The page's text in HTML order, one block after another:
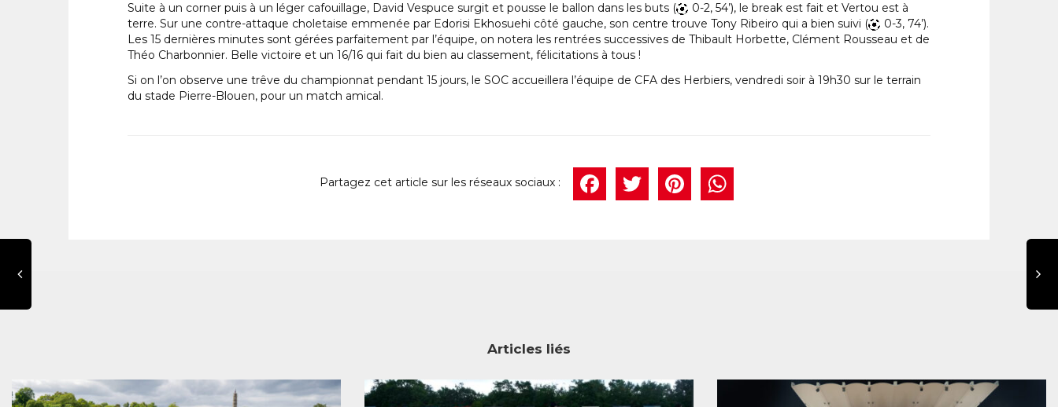
Suite à un corner puis à un léger cafouillage, David Vespuce surgit et pousse le ballon dans les buts (
0-2, 54’), le break est fait et Vertou est à
terre. Sur une contre-attaque choletaise emmenée par Edorisi Ekhosuehi côté gauche, son centre trouve Tony Ribeiro qui a bien suivi (
0-3, 74’).
Les 15 dernières minutes sont gérées parfaitement par l’équipe, on notera les rentrées successives de Thibault Horbette, Clément Rousseau et de
Théo Charbonnier. Belle victoire et un 16/16 qui fait du bien au classement, félicitations à tous !
Si on l’on observe une trêve du championnat pendant 15 jours, le SOC accueillera l’équipe de CFA des Herbiers, vendredi soir à 19h30 sur le terrain
du stade Pierre-Blouen, pour un match amical.
Facebook
TwitterPinterest
Articles liés